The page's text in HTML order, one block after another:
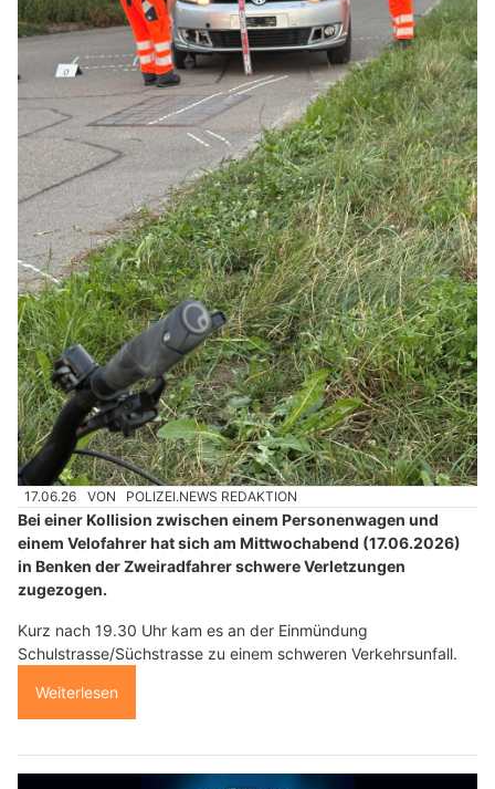
17.06.26 VON POLIZEI.NEWS REDAKTION
Bei einer Kollision zwischen einem Personenwagen und
einem Velofahrer hat sich am Mittwochabend (17.06.2026)
in Benken der Zweiradfahrer schwere Verletzungen
zugezogen.
Kurz nach 19.30 Uhr kam es an der Einmündung
Schulstrasse/Süchstrasse zu einem schweren Verkehrsunfall.
Weiterlesen